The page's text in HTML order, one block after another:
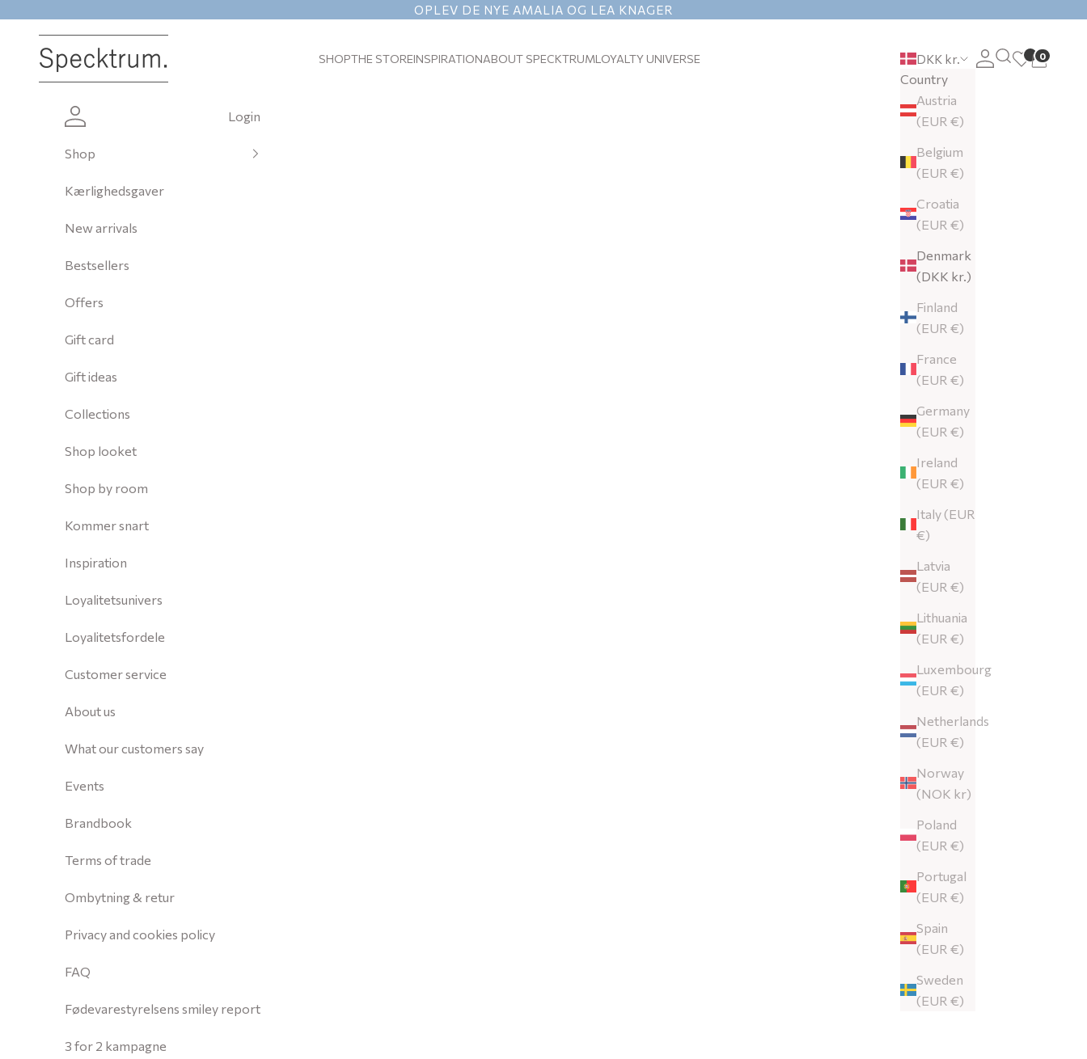
OPLEV DE NYE AMALIA OG LEA KNAGER
Specktrum
SHOPTHE STOREINSPIRATIONABOUT SPECKTRUMLOYALTY UNIVERSE DKK kr.
Country
Austria
(EUR €)
Belgium
(EUR €)
Croatia
(EUR €)
Denmark
(DKK kr.)
Finland
(EUR €)
France
(EUR €)
Germany
(EUR €)
Ireland
(EUR €)
Italy (EUR
€)
Latvia
(EUR €)
Lithuania
(EUR €)
Luxembourg
(EUR €)
Netherlands
(EUR €)
Norway
(NOK kr)
Poland
(EUR €)
Portugal
(EUR €)
Spain
(EUR €)
Sweden
(EUR €)
LoginSearch
Cart
0
Login
Shop
Kærlighedsgaver
New arrivals
Bestsellers
Offers
Gift card
Gift ideas
Collections
Shop looket
Shop by room
Kommer snart
Inspiration
Loyalitetsunivers
Loyalitetsfordele
Customer service
About us
What our customers say
Events
Brandbook
Terms of trade
Ombytning & retur
Privacy and cookies policy
FAQ
Fødevarestyrelsens smiley report
3 for 2 kampagne